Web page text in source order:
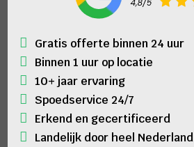
Gratis offerte binnen 24 uur
Binnen 1 uur op locatie
10+ jaar ervaring
Spoedservice 24/7
Erkend en gecertificeerd
Landelijk door heel Nederland